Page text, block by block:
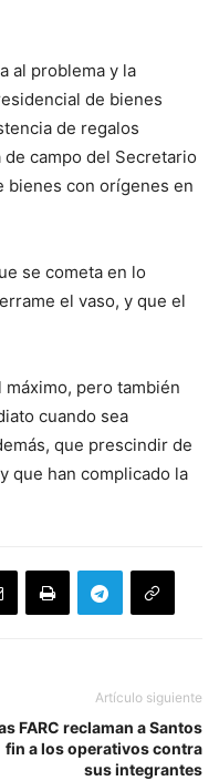
al problema y la
de bienes
de regalos
campo del Secretario
bienes con orígenes en
se cometa en lo
el vaso, y que el
pero también
cuando sea
que prescindir de
que han complicado la
Artículo siguiente
FARC reclaman a Santos
fin a los operativos contra
sus integrantes